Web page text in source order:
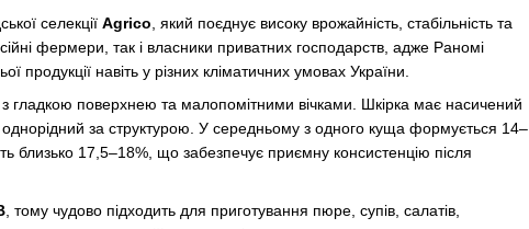
селекції Agrico , який поєднує високу врожайність, стабільність та
фермери, так і власники приватних господарств, адже Раномі
продукції навіть у різних кліматичних умовах України.
гладкою поверхнею та малопомітними вічками. Шкірка має насичений
за структурою. У середньому з одного куща формується 14–
близько 17,5–18%, що забезпечує приємну консистенцію після
, тому чудово підходить для приготування пюре, супів, салатів,